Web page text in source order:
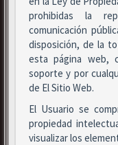
prohibidas la
comunicación
disposición, de la
esta página web,
soporte y por
de El Sitio Web.
El Usuario se
propiedad
visualizar los